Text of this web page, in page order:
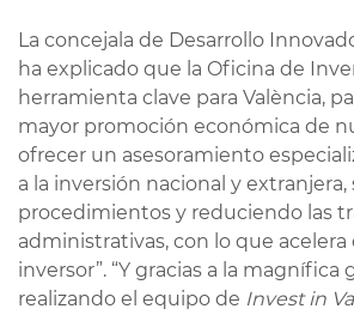
La concejala de Desarrollo
ha explicado que la Oficina de
herramienta clave para València,
mayor promoción económica de
ofrecer un asesoramiento
a la inversión nacional y
procedimientos y reduciendo las
administrativas, con lo que acelera
inversor”. “Y gracias a la
realizando el equipo de Invest in